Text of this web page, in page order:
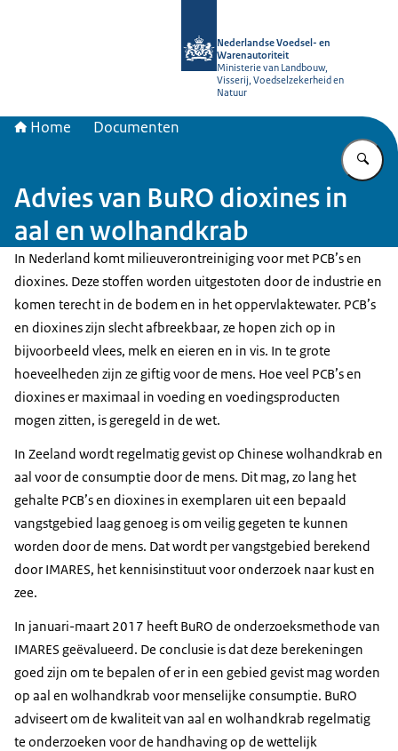
Nederlandse Voedsel- en
Warenautoriteit
Ministerie van Landbouw,
Visserij, Voedselzekerheid en
Natuur
Home Documenten
Advies van BuRO dioxines in
aal en wolhandkrab
In Nederland komt milieuverontreiniging voor met PCB’s en
dioxines. Deze stoffen worden uitgestoten door de industrie en
komen terecht in de bodem en in het oppervlaktewater. PCB’s
en dioxines zijn slecht afbreekbaar, ze hopen zich op in
bijvoorbeeld vlees, melk en eieren en in vis. In te grote
hoeveelheden zijn ze giftig voor de mens. Hoe veel PCB’s en
dioxines er maximaal in voeding en voedingsproducten
mogen zitten, is geregeld in de wet.
In Zeeland wordt regelmatig gevist op Chinese wolhandkrab en
aal voor de consumptie door de mens. Dit mag, zo lang het
gehalte PCB’s en dioxines in exemplaren uit een bepaald
vangstgebied laag genoeg is om veilig gegeten te kunnen
worden door de mens. Dat wordt per vangstgebied berekend
door IMARES, het kennisinstituut voor onderzoek naar kust en
zee.
In januari-maart 2017 heeft BuRO de onderzoeksmethode van
IMARES geëvalueerd. De conclusie is dat deze berekeningen
goed zijn om te bepalen of er in een gebied gevist mag worden
op aal en wolhandkrab voor menselijke consumptie. BuRO
adviseert om de kwaliteit van aal en wolhandkrab regelmatig
te onderzoeken voor de handhaving op de wettelijk